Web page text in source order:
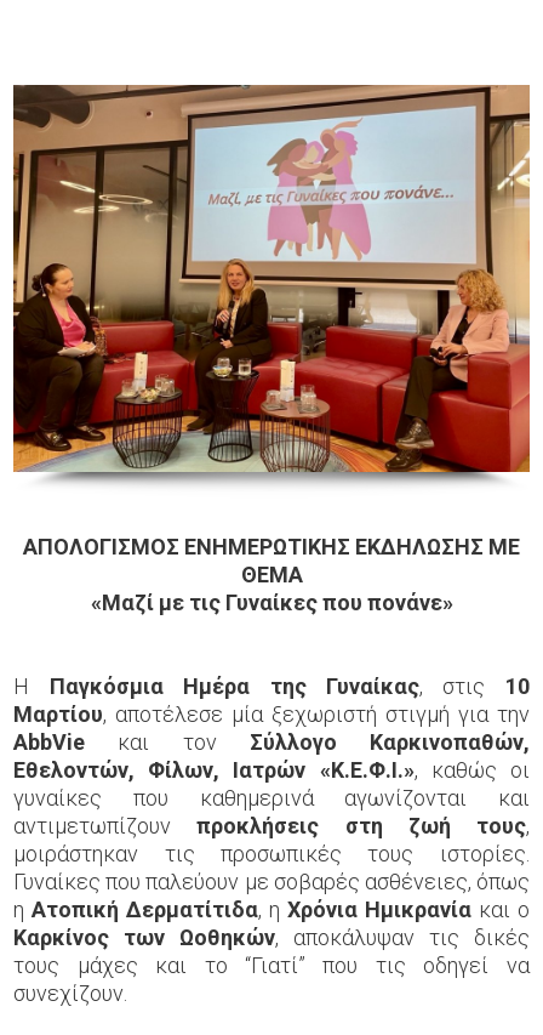
ΑΠΟΛΟΓΙΣΜΟΣ ΕΝΗΜΕΡΩΤΙΚΗΣ ΕΚΔΗΛΩΣΗΣ ΜΕ
ΘΕΜΑ
«Μαζί με τις Γυναίκες που πονάνε»
Η Παγκόσμια Ημέρα της Γυναίκας, στις 10
Μαρτίου, αποτέλεσε μία ξεχωριστή στιγμή για την
AbbVie και τον Σύλλογο Καρκινοπαθών,
Εθελοντών, Φίλων, Ιατρών «Κ.Ε.Φ.Ι.», καθώς οι
γυναίκες που καθημερινά αγωνίζονται και
αντιμετωπίζουνπροκλήσεις στη ζωή τους,
μοιράστηκαν τις προσωπικές τους ιστορίες.
Γυναίκες που παλεύουν με σοβαρές ασθένειες, όπως
ηΑτοπική Δερματίτιδα, η Χρόνια Ημικρανίακαι ο
Καρκίνος των Ωοθηκών, αποκάλυψαν τις δικές
τους μάχες και το “Γιατί” που τις οδηγεί να
συνεχίζουν.